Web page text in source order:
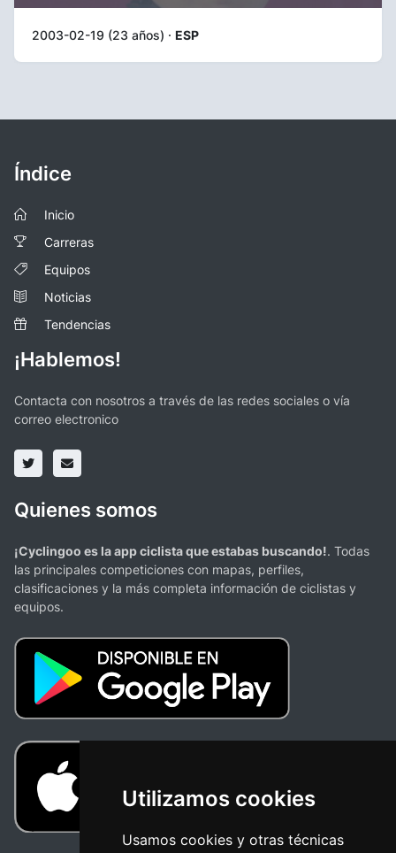
Utilizamos cookies
Usamos cookies y otras técnicas
2003-02-19 (23 años) · ESP
Índice
Inicio
Carreras
Equipos
Noticias
Tendencias
¡Hablemos!
Contacta con nosotros a través de las redes sociales o vía
correo electronico
Quienes somos
¡Cyclingoo es la app ciclista que estabas buscando!. Todas
las principales competiciones con mapas, perfiles,
clasificaciones y la más completa información de ciclistas y
equipos.